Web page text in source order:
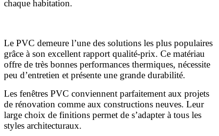
chaque habitation.
Le PVC demeure l’une des solutions les plus populaires
grâce à son excellent rapport qualité-prix. Ce matériau
offre de très bonnes performances thermiques, nécessite
peu d’entretien et présente une grande durabilité.
Les fenêtres PVC conviennent parfaitement aux projets
de rénovation comme aux constructions neuves. Leur
large choix de finitions permet de s’adapter à tous les
styles architecturaux.